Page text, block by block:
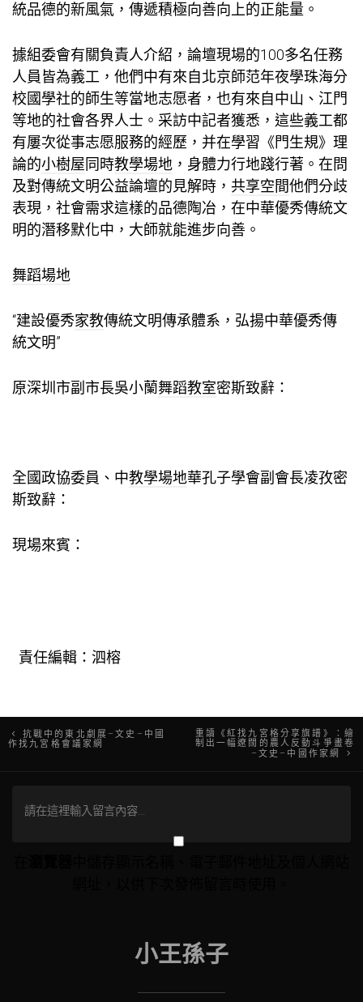
統品德的新風氣，傳遞積極向善向上的正能量。
據組委會有關負責人介紹，論壇現場的100多名任務
人員皆為義工，他們中有來自北京師范年夜學珠海分
校國學社的師生等當地志愿者，也有來自中山、江門
等地的社會各界人士。采訪中記者獲悉，這些義工都
有屢次從事志愿服務的經歷，并在學習《門生規》理
論的小樹屋同時教學場地 ，身體力行地踐行著。在問
及對傳統文明公益論壇的見解時， 共享空間他們分歧
表現，社會需求這樣的品德陶冶，在中華優秀傳統文
明的潛移默化中，大師就能進步向善。
舞蹈場地
“建設優秀家教傳統文明傳承體系，弘揚中華優秀傳
統文明”
原深圳市副市長吳小蘭舞蹈教室密斯致辭：
全國政協委員、中教學場地華孔子學會副會長凌孜密
斯致辭：
現場來賓：
責任編輯：泗榕
文
導
抗戰中的東北劇展–文史–中國
作找九宮格會議家網
重讀《紅找九宮格分享旗譜》：繪
制出一幅遼闊的農人反動斗爭畫卷
–文史–中國作家網
小王孫子